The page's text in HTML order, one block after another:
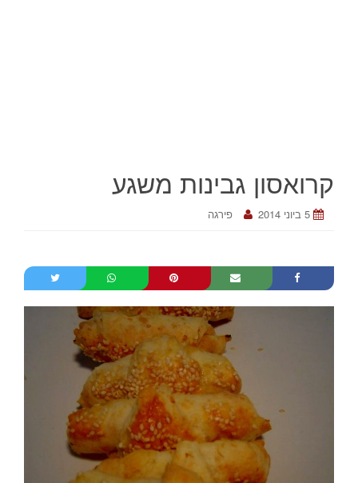
קרואסון גבינות משגע
5 ביוני 2014 פירגה